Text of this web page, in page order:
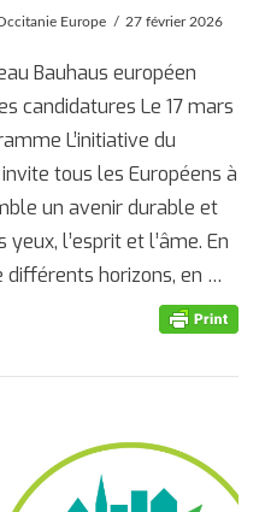
Europe 27 février 2026
Bauhaus européen
candidatures Le 17 mars
L’initiative du
tous les Européens à
un avenir durable et
l’esprit et l’âme. En
horizons, en …